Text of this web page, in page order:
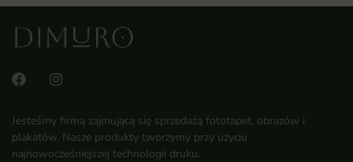
Jesteśmy firmą zajmującą się sprzedażą fototapet, obrazów i
plakatów. Nasze produkty tworzymy przy użyciu
najnowocześniejszej technologii druku.